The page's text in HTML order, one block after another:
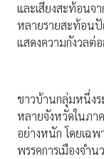
และเสียงสะท้อนจ
หลายรายสะท้อนปั
แสดงความกังวลต่
ชาวบ้านกลุ่มหนึ่งร
หลายจังหวัดในภา
อย่างหนัก โดยเฉ
พรรคการเมืองจำ